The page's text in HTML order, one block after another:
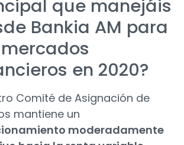
que manejáis
Bankia AM para
en 2020?
Comité de Asignación de
mantiene un
moderadamente